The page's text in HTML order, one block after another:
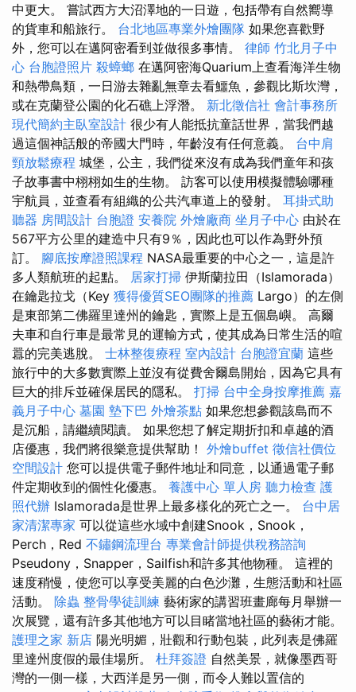
中更大。 嘗試西方大沼澤地的一日遊，包括帶有自然嚮導
的貨車和船旅行。 台北地區專業外燴團隊 如果您喜歡野
外，您可以在邁阿密看到並做很多事情。 律師 竹北月子中
心 台胞證照片 殺蟑螂 在邁阿密海Quarium上查看海洋生物
和熱帶鳥類，一日游去雜亂無章去看鱷魚，參觀比斯坎灣，
或在克蘭登公園的化石礁上浮潛。 新北徵信社 會計事務所
現代簡約主臥室設計 很少有人能抵抗童話世界，當我們越
過這個神話般的帝國大門時，年齡沒有任何意義。 台中肩
頸放鬆療程 城堡，公主，我們從來沒有成為我們童年和孩
子故事書中栩栩如生的生物。 訪客可以使用模擬體驗哪種
宇航員，並查看有組織的公共汽車道上的發射。 耳掛式助
聽器 房間設計 台胞證 安養院 外燴廠商 坐月子中心 由於在
567平方公里的建造中只有9％，因此也可以作為野外預
訂。 腳底按摩證照課程 NASA最重要的中心之一，這是許
多人類航班的起點。 居家打掃 伊斯蘭拉田（Islamorada）
在鑰匙拉戈（Key 獲得優質SEO團隊的推薦 Largo）的左側
是東部第二佛羅里達州的鑰匙，實際上是五個島嶼。 高爾
夫車和自行車是最常見的運輸方式，使其成為日常生活的喧
囂的完美逃脫。 士林整復療程 室內設計 台胞證宜蘭 這些
旅行中的大多數實際上並沒有從費舍爾島開始，因為它具有
巨大的排斥並確保居民的隱私。 打掃 台中全身按摩推薦 嘉
義月子中心 墓園 墊下巴 外燴茶點 如果您想參觀該島而不
是沉船，請繼續閱讀。 如果您想了解定期折扣和卓越的酒
店優惠，我們將很樂意提供幫助！ 外燴buffet 徵信社價位
空間設計 您可以提供電子郵件地址和同意，以通過電子郵
件定期收到的個性化優惠。 養護中心 單人房 聽力檢查 護
照代辦 Islamorada是世界上最多樣化的死亡之一。 台中居
家清潔專家 可以從這些水域中創建Snook，Snook，
Perch，Red 不鏽鋼流理台 專業會計師提供稅務諮詢
Pseudony，Snapper，Sailfish和許多其他物種。 這裡的
速度稍慢，使您可以享受美麗的白色沙灘，生態活動和社區
活動。 除蟲 整骨學徒訓練 藝術家的講習班畫廊每月舉辦一
次展覽，還有許多其他地方可以目睹當地社區的藝術才能。
護理之家 新店 陽光明媚，壯觀和行動包裝，此列表是佛羅
里達州度假的最佳場所。 杜拜簽證 自然美景，就像墨西哥
灣的一側一樣，大西洋是另一側，而令人難以置信的